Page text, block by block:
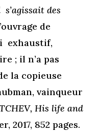
s’agissait des
de
exhaustif,
; il n’a pas
la copieuse
vainqueur
His life and
2017, 852 pages.